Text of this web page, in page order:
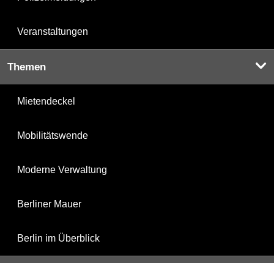
Veranstaltungen
Themen
Mietendeckel
Mobilitätswende
Moderne Verwaltung
Berliner Mauer
Berlin im Überblick